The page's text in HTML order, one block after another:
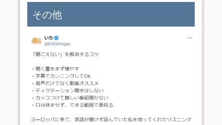
その他